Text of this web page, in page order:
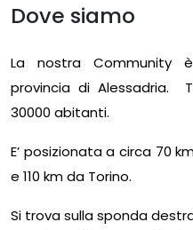
Dove siamo
La nostra Community
provincia di Alessadria.
30000 abitanti.
E’ posizionata a circa 70
e 110 km da Torino.
Si trova sulla sponda